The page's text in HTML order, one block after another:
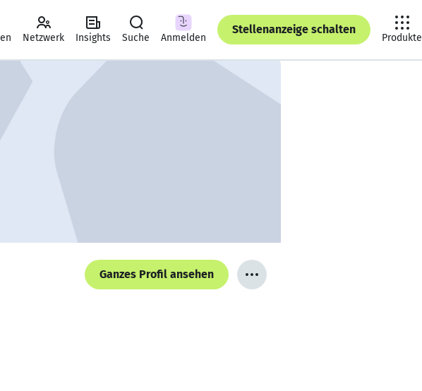
Netzwerk Insights Suche Anmelden
Stellenanzeige schalten
Produkte
Ganzes Profil ansehen